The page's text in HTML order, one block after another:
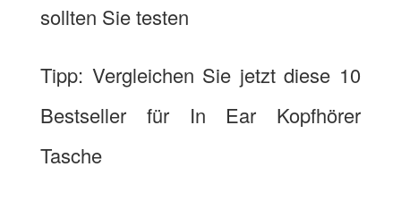
sollten Sie testen
Tipp: Vergleichen Sie jetzt diese 10
Bestseller für In Ear Kopfhörer
Tasche